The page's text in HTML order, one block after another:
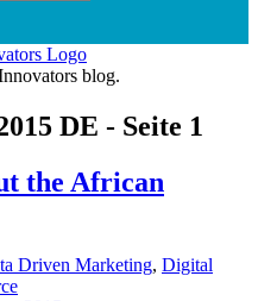
blog.
DE - Seite 1
the African
Driven Marketing, Digital